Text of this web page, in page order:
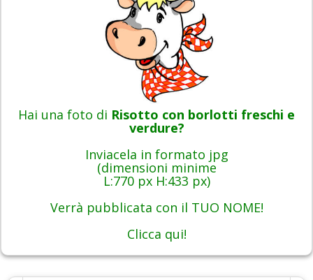
Hai una foto di Risotto con borlotti freschi e
verdure?
Inviacela in formato jpg
(dimensioni minime
L:770 px H:433 px)
Verrà pubblicata con il TUO NOME!
Clicca qui!